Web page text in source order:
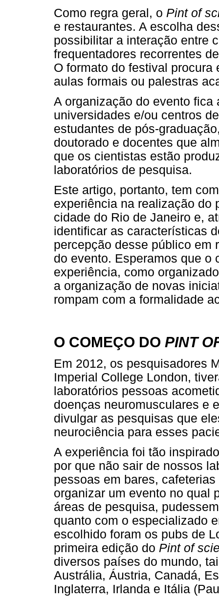
Como regra geral, o Pint of
e restaurantes. A escolha
possibilitar a interação entre
frequentadores recorrentes
O formato do festival
aulas formais ou palestras
A organização do evento
universidades e/ou centros
estudantes de pós-
doutorado e docentes que
que os cientistas estão
laboratórios de pesquisa.
Este artigo, portanto, tem
experiência na realização do
cidade do Rio de Janeiro e,
identificar as características
percepção desse público em
do evento. Esperamos que o
experiência, como
a organização de novas
rompam com a formalidade
O COMEÇO DO PINT
Em 2012, os pesquisadores
Imperial College London,
laboratórios pessoas
doenças neuromusculares e
divulgar as pesquisas que
neurociência para esses
A experiência foi tão
por que não sair de nossos
pessoas em bares,
organizar um evento no qual
áreas de pesquisa,
quanto com o especializado
escolhido foram os pubs de
primeira edição do Pint of
diversos países do mundo,
Austrália, Áustria, Canadá,
Inglaterra, Irlanda e Itália